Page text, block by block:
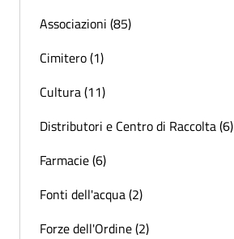
Associazioni (85)
Cimitero (1)
Cultura (11)
Distributori e Centro di Raccolta (6)
Farmacie (6)
Fonti dell'acqua (2)
Forze dell'Ordine (2)